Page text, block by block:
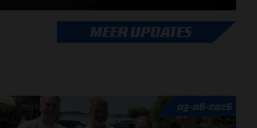
Op donderdagochtend heeft het team van Mercedes
eerste beelden gedeeld van haar gloednieuwe
MEER UPDATES
03-08-2026